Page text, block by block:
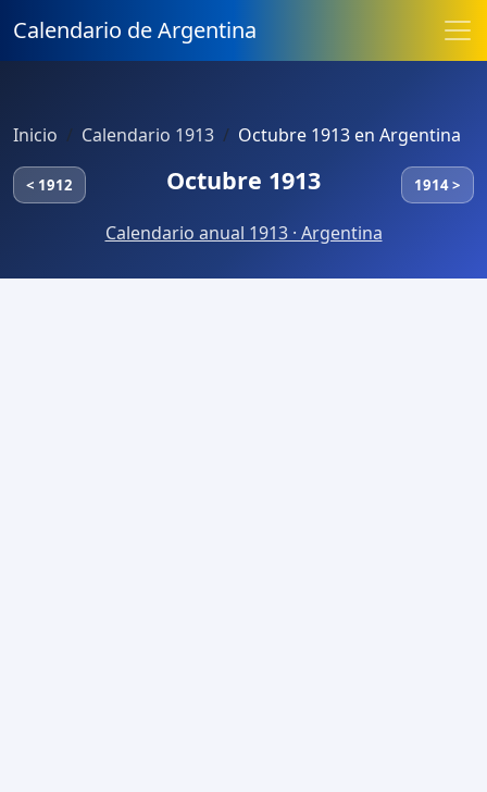
Calendario de Argentina
Inicio Calendario 1913 Octubre 1913 en Argentina
< 1912 Octubre 1913 1914 >
Calendario anual 1913 · Argentina